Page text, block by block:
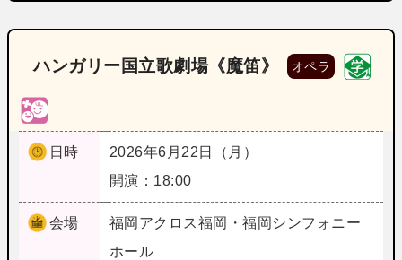
ハンガリー国立歌劇場《魔笛》 オペラ
日時
2026年6月22日（月）
開演：18:00
会場 福岡 アクロス福岡・福岡シンフォニー
ホール